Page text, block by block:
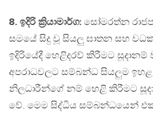
8. ඉදිරි ක්‍රියාමාර්ග: සෝමරත්න
සමයේ සිදු වූ සියලු ඝාතන සහ
ඉදිරියේදී හෙළිදරව් කිරීමට සූදානම්
අපරාධවලට සම්බන්ධ සියලුම ඉහළ
නිලධාරීන්ගේ නම් හෙළි කිරීමට
වේ. මෙම සිද්ධිය සම්බන්ධයෙන්